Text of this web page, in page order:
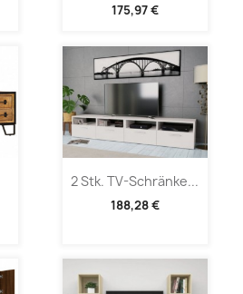
175,97 €
2 Stk. TV-Schränke...
188,28 €